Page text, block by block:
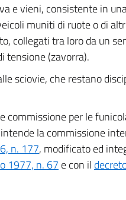
e vieni, consistente in
muniti di ruote o di
collegati tra loro da un
tensione (zavorra).
sciovie, che restano
commissione per le
la commissione
n. 177, modificato ed
1977, n. 67 e con il